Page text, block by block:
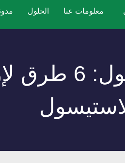
معلومات عنا الحلول
مزيل البلاستيسول: